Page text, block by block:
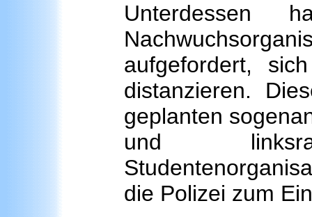
Unterdessen
aufgefordert,
distanzieren.
geplanten
und
die Polizei zum